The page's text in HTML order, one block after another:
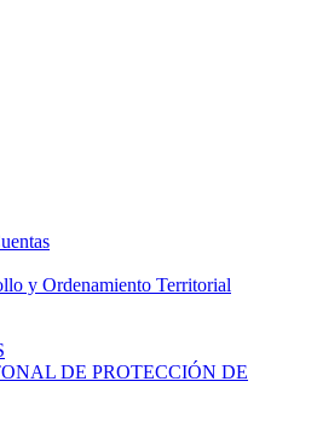
y Ordenamiento Territorial
DE PROTECCIÓN DE